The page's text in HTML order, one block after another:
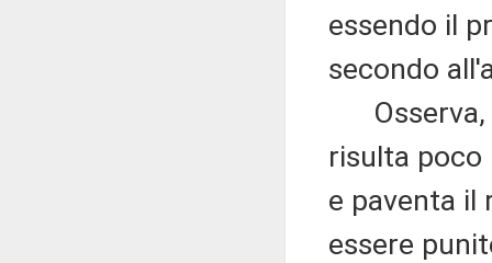
essendo il
secondo
Osserva,
risulta
e paventa il
essere